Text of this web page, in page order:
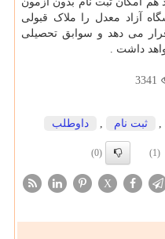
آزاد معدل را ملاک قبولی
می دهد و سوابق تحصیلی
داشت
3341
, ثبت نام , داوطلب
(1)
(0)
X